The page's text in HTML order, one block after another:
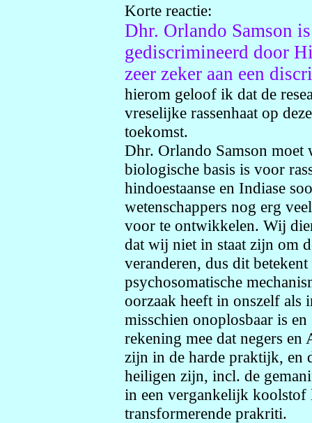
Korte reactie:
Dhr. Orlando Samson
gediscrimineerd door
zeer zeker aan een
hierom geloof ik dat de
vreselijke rassenhaat op
toekomst.
Dhr. Orlando Samson moet
biologische basis is voor
hindoestaanse en Indiase
wetenschappers nog erg
voor te ontwikkelen. Wij
dat wij niet in staat zijn om
veranderen, dus dit betekent
psychosomatische
oorzaak heeft in onszelf als
misschien onoplosbaar is
rekening mee dat negers
zijn in de harde praktijk, en
heiligen zijn, incl. de
in een vergankelijk koolstof
transformerende prakriti.